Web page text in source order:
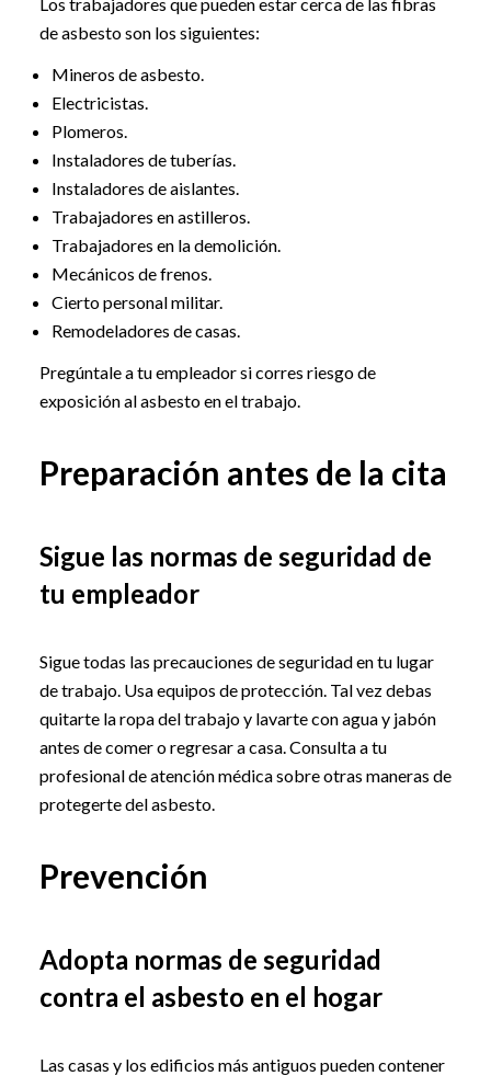
de asbesto son los siguientes:
Mineros de asbesto.
Electricistas.
Plomeros.
Instaladores de tuberías.
Instaladores de aislantes.
Trabajadores en astilleros.
Trabajadores en la demolición.
Mecánicos de frenos.
Cierto personal militar.
Remodeladores de casas.
Pregúntale a tu empleador si corres riesgo de
exposición al asbesto en el trabajo.
Preparación antes de la cita
Sigue las normas de seguridad de
tu empleador
Sigue todas las precauciones de seguridad en tu lugar
de trabajo. Usa equipos de protección. Tal vez debas
quitarte la ropa del trabajo y lavarte con agua y jabón
antes de comer o regresar a casa. Consulta a tu
profesional de atención médica sobre otras maneras de
protegerte del asbesto.
Prevención
Adopta normas de seguridad
contra el asbesto en el hogar
Las casas y los edificios más antiguos pueden contener